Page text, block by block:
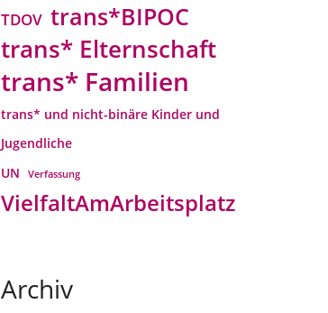
TDOV trans*BIPOC
trans* Elternschaft
trans* Familien
trans* und nicht-binäre Kinder und
Jugendliche
UN
Verfassung
VielfaltAmArbeitsplatz
Archiv